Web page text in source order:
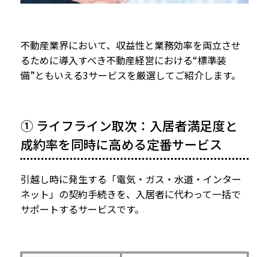
不動産業界において、収益性と業務効率を両立させ
るために導入すべき不動産経営における“標準装
備”ともいえる3サービスを厳選してご紹介します。
① ライフライン取次：入居者満足度と
成約率を同時に高める定番サービス
引越し時に発生する「電気・ガス・水道・インター
ネット」の契約手続きを、入居者に代わって一括で
サポートするサービスです。